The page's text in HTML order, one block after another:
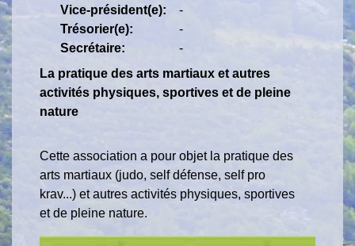
Vice-président(e):
Trésorier(e):
Secrétaire:
-
-
-
La pratique des arts martiaux et autres
activités physiques, sportives et de pleine
nature
Cette association a pour objet la pratique des
arts martiaux (judo, self défense, self pro
krav...) et autres activités physiques, sportives
et de pleine nature.